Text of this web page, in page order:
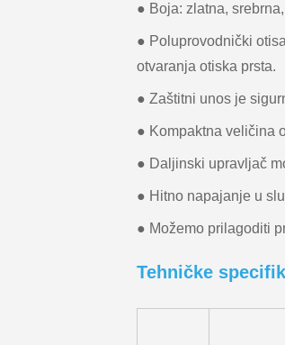
● Boja: zlatna,
● Poluprovodnički
otvaranja otiska prsta.
● Zaštitni unos je
● Kompaktna veličina
● Daljinski upravljač
● Hitno napajanje u
● Možemo prilagoditi
Tehničke